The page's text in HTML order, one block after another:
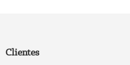
Clientes